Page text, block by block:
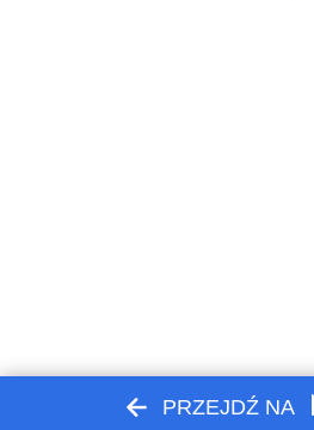
PRZEJDŹ NA